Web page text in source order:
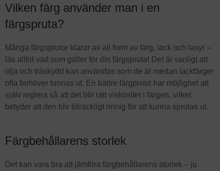
Vilken färg använder man i en
färgspruta?
Många färgsprutor klarar av all form av färg, lack och lasyr –
läs alltid vad som gäller för din färgspruta! Det är vanligt att
olja och träskydd kan användas som de är medan lackfärger
ofta behöver tunnas ut. En bättre färgpistol har möjlighet att
själv reglera så att det blir rätt viskositet i färgen, vilket
betyder att den blir tillräckligt rinnig för att kunna sprutas ut.
Färgbehållarens storlek
Det kan vara bra att jämföra färgbehållarens storlek – ju